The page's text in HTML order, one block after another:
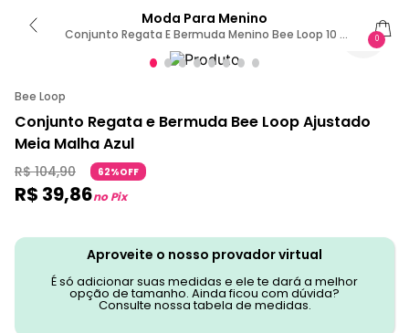
Moda Para Menino
Conjunto Regata E Bermuda Menino Bee Loop 10 /
0
Bee Loop
Conjunto Regata e Bermuda Bee Loop Ajustado
Meia Malha Azul
R$ 104,90 62%OFF
R$ 39,86no Pix
Aproveite o nosso provador virtual
É só adicionar suas medidas e ele te dará a melhor
opção de tamanho. Ainda ficou com dúvida?
Consulte nossa tabela de medidas.